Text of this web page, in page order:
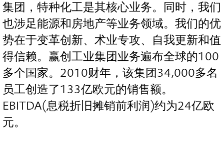
集团，特种化工是其核心业务。同时，我们
也涉足能源和房地产等业务领域。我们的优
势在于变革创新、术业专攻、自我更新和值
得信赖。赢创工业集团业务遍布全球的100
多个国家。2010财年，该集团34,000多名
员工创造了133亿欧元的销售额。
EBITDA(息税折旧摊销前利润)约为24亿欧
元。